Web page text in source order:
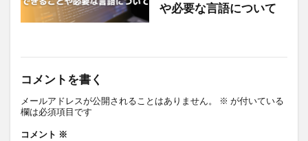
や必要な言語について
コメントを書く
メールアドレスが公開されることはありません。 ※ が付いている
欄は必須項目です
コメント ※